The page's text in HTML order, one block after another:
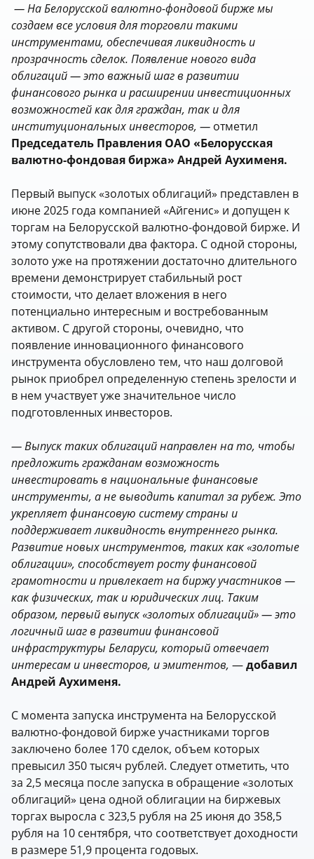
— НаБелорусскойвалютно-фондовой бирже мы
создаем все условия для торговли такими
инструментами, обеспечивая ликвидность и
прозрачность сделок. Появление нового вида
облигаций — это важный шаг в развитии
финансового рынка и расширении инвестиционных
возможностей как для граждан, так и для
институциональных инвесторов, — отметил
Председатель Правления ОАО «Белорусская
валютно-фондовая биржа» Андрей Аухименя.
Первый выпуск «золотых облигаций» представлен в
июне 2025 года компанией «Айгенис» и допущен к
торгам на Белорусской валютно-фондовой бирже. И
этому сопутствовали два фактора. С одной стороны,
золото уже на протяжении достаточно длительного
времени демонстрирует стабильный рост
стоимости, что делает вложения в него
потенциально интересным и востребованным
активом. С другой стороны, очевидно, что
появление инновационного финансового
инструмента обусловлено тем, что наш долговой
рынок приобрел определенную степень зрелости и
в нем участвует уже значительное число
подготовленных инвесторов.
— Выпуск таких облигаций направлен на то, чтобы
предложить гражданам возможность
инвестировать в национальные финансовые
инструменты, а не выводить капитал за рубеж. Это
укрепляет финансовую систему страны и
поддерживает ликвидность внутреннего рынка.
Развитие новых инструментов, таких как «золотые
облигации», способствует росту финансовой
грамотности и привлекает на биржу участников —
как физических, так и юридических лиц. Таким
образом, первый выпуск «золотых облигаций» — это
логичный шаг в развитии финансовой
инфраструктуры Беларуси, который отвечает
интересам и инвесторов, и эмитентов, —добавил
Андрей Аухименя.
С момента запуска инструмента на Белорусской
валютно-фондовой бирже участниками торгов
заключено более 170 сделок, объем которых
превысил 350 тысяч рублей. Следует отметить, что
за 2,5 месяца после запуска в обращение «золотых
облигаций» цена одной облигации на биржевых
торгах выросла с 323,5 рубля на 25 июня до 358,5
рубля на 10 сентября, что соответствует доходности
в размере 51,9 процента годовых.